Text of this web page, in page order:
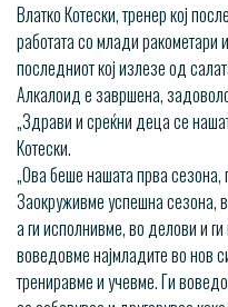
Влатко Котески, тренер кој
работата со млади ракометари
последниот кој излезе од
Алкалоид е завршена,
„Здрави и среќни деца се
Котески.
„Ова беше нашата прва
Заокруживме успешна сезона,
а ги исполнивме, во делови и
воведовме најмладите во нов
трениравме и учевме. Ги